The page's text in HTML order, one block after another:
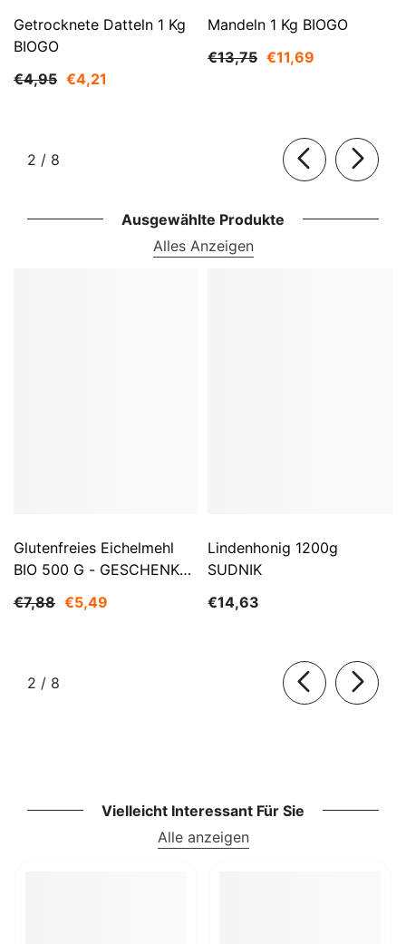
Getrocknete Datteln 1 Kg
BIOGO
€4,95 €4,21
Mandeln 1 Kg BIOGO
€13,75 €11,69
2 / von
8
Ausgewählte Produkte
Alles Anzeigen
Glutenfreies Eichelmehl
BIO 500 G - GESCHENKE
€7,88 €5,49
Lindenhonig 1200g
SUDNIK
€14,63
2 / von
8
Vielleicht Interessant Für Sie
Alle anzeigen